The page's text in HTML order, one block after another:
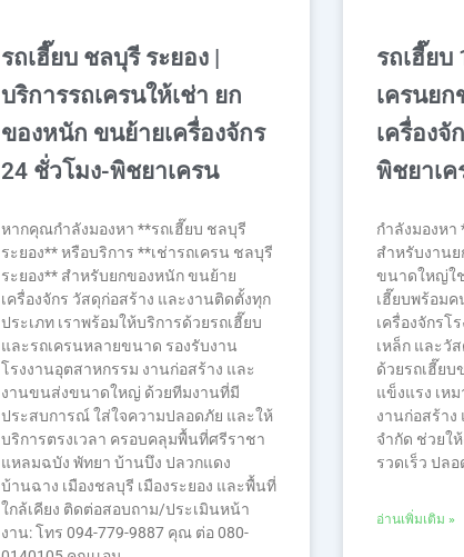
รถเฮี๊ยบ ชลบุรี ระยอง |
บริการรถเครนให้เช่า ยก
ของหนัก ขนย้ายเครื่องจักร
24 ชั่วโมง-พิชยาเครน
หากคุณกำลังมองหา **รถเฮี๊ยบ ชลบุรี
ระยอง** หรือบริการ **เช่ารถเครน ชลบุรี
ระยอง** สำหรับยกของหนัก ขนย้าย
เครื่องจักร วัสดุก่อสร้าง และงานติดตั้งทุก
ประเภท เราพร้อมให้บริการด้วยรถเฮี๊ยบ
และรถเครนหลายขนาด รองรับงาน
โรงงานอุตสาหกรรม งานก่อสร้าง และ
งานขนส่งขนาดใหญ่ ด้วยทีมงานที่มี
ประสบการณ์ ใส่ใจความปลอดภัย และให้
บริการตรงเวลา ครอบคลุมพื้นที่ศรีราชา
แหลมฉบัง พัทยา บ้านบึง ปลวกแดง
บ้านฉาง เมืองชลบุรี เมืองระยอง และพื้นที่
ใกล้เคียง ติดต่อสอบถาม/ประเมินหน้า
งาน: โทร 094-779-9887 คุณ ต่อ 080-
รถเฮี๊ยบ
เครนย
เครื่องจั
พิชยาเค
กำลังมองหา
สำหรับงาน
ขนาดใหญ่ใช่
เฮี๊ยบพร้อม
เครื่องจักรโ
เหล็ก และวั
ด้วยรถเฮี๊ยบ
แข็งแรง เห
งานก่อสร้า
จำกัด ช่วยใ
รวดเร็ว ปล
อ่านเพิ่มเติม »